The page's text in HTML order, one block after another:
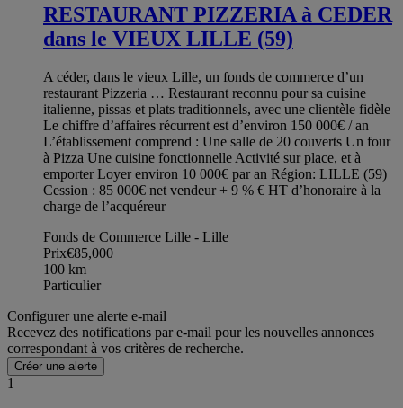
RESTAURANT PIZZERIA à CEDER
dans le VIEUX LILLE (59)
A céder, dans le vieux Lille, un fonds de commerce d’un
restaurant Pizzeria … Restaurant reconnu pour sa cuisine
italienne, pissas et plats traditionnels, avec une clientèle fidèle
Le chiffre d’affaires récurrent est d’environ 150 000€ / an
L’établissement comprend : Une salle de 20 couverts Un four
à Pizza Une cuisine fonctionnelle Activité sur place, et à
emporter Loyer environ 10 000€ par an Région: LILLE (59)
Cession : 85 000€ net vendeur + 9 % € HT d’honoraire à la
charge de l’acquéreur
Fonds de Commerce Lille - Lille
Prix€85,000
100 km
Particulier
Configurer une alerte e-mail
Recevez des notifications par e-mail pour les nouvelles annonces
correspondant à vos critères de recherche.
Créer une alerte
1